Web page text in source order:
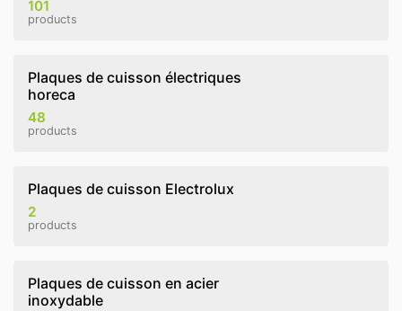
101
products
Plaques de cuisson électriques
horeca
48
products
Plaques de cuisson Electrolux
2
products
Plaques de cuisson en acier
inoxydable